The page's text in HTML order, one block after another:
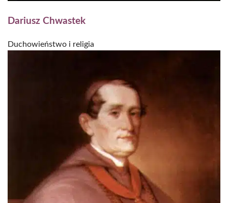
Dariusz Chwastek
Duchowieństwo i religia